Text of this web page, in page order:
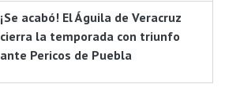
¡Se acabó! El Águila de Veracruz
cierra la temporada con triunfo
ante Pericos de Puebla